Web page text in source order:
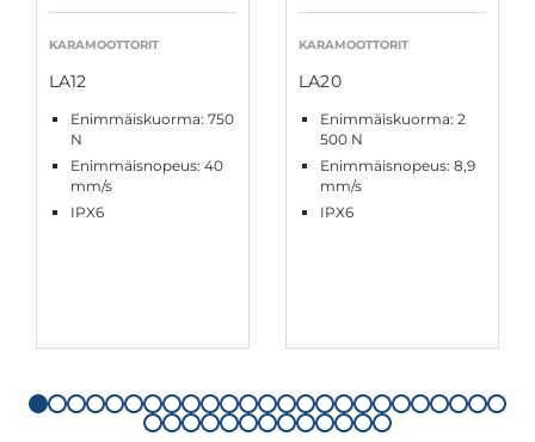
KARAMOOTTORIT
LA12
Enimmäiskuorma: 750
N
Enimmäisnopeus: 40
mm/s
IPX6
KARAMOOTTORIT
LA20
Enimmäiskuorma: 2
500 N
Enimmäisnopeus: 8,9
mm/s
IPX6